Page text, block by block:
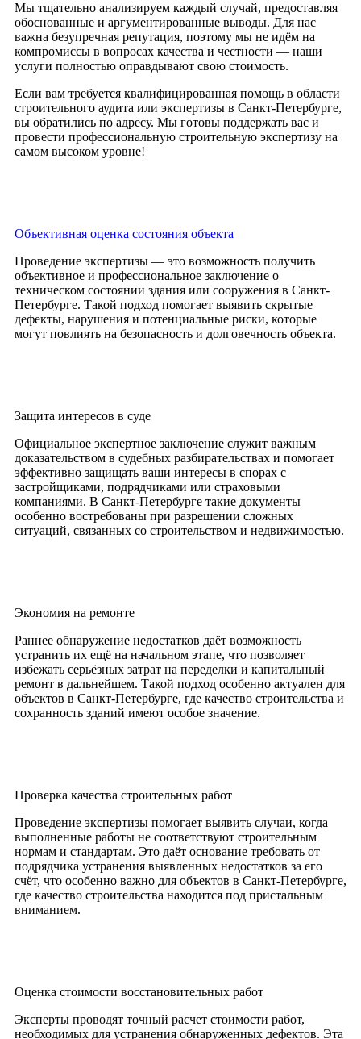
Мы тщательно анализируем каждый случай, предоставляя
обоснованные и аргументированные выводы. Для нас
важна безупречная репутация, поэтому мы не идём на
компромиссы в вопросах качества и честности — наши
услуги полностью оправдывают свою стоимость.
Если вам требуется квалифицированная помощь в области
строительного аудита или экспертизы в Санкт-Петербурге,
вы обратились по адресу. Мы готовы поддержать вас и
провести профессиональную строительную экспертизу на
самом высоком уровне!
Объективная оценка состояния объекта
Проведение экспертизы — это возможность получить
объективное и профессиональное заключение о
техническом состоянии здания или сооружения в Санкт-
Петербурге. Такой подход помогает выявить скрытые
дефекты, нарушения и потенциальные риски, которые
могут повлиять на безопасность и долговечность объекта.
Защита интересов в суде
Официальное экспертное заключение служит важным
доказательством в судебных разбирательствах и помогает
эффективно защищать ваши интересы в спорах с
застройщиками, подрядчиками или страховыми
компаниями. В Санкт-Петербурге такие документы
особенно востребованы при разрешении сложных
ситуаций, связанных со строительством и недвижимостью.
Экономия на ремонте
Раннее обнаружение недостатков даёт возможность
устранить их ещё на начальном этапе, что позволяет
избежать серьёзных затрат на переделки и капитальный
ремонт в дальнейшем. Такой подход особенно актуален для
объектов в Санкт-Петербурге, где качество строительства и
сохранность зданий имеют особое значение.
Проверка качества строительных работ
Проведение экспертизы помогает выявить случаи, когда
выполненные работы не соответствуют строительным
нормам и стандартам. Это даёт основание требовать от
подрядчика устранения выявленных недостатков за его
счёт, что особенно важно для объектов в Санкт-Петербурге,
где качество строительства находится под пристальным
вниманием.
Оценка стоимости восстановительных работ
Эксперты проводят точный расчет стоимости работ,
необходимых для устранения обнаруженных дефектов. Эта